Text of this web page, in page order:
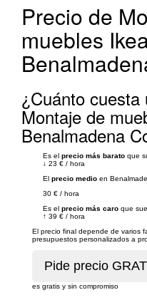
Precio de
muebles
¿Cuánto
Montaje de
Benalmadena
Es el precio más barato que
↓ 23 € / hora
El precio medio en
30 € / hora
Es el precio más caro que
↑ 39 € / hora
El precio final depende de varios
presupuestos personalizados a
es gratis y sin compromiso